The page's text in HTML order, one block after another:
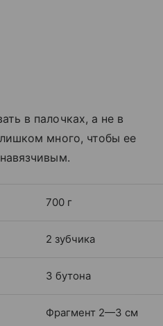
в палочках, а не в
много, чтобы ее
700 г
2 зубчика
3 бутона
Фрагмент 2—3 см